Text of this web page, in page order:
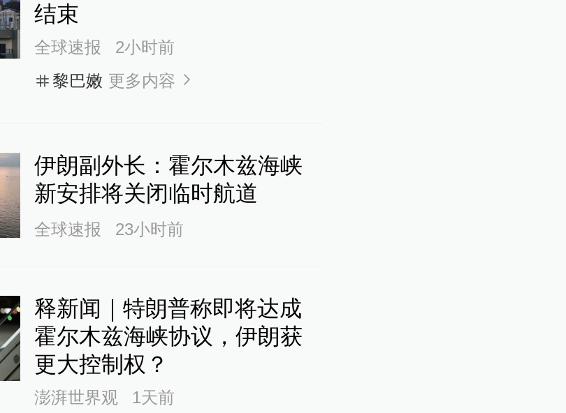
结束
全球速报
2小时前
黎巴嫩 更多内容
伊朗副外长：霍尔木兹海峡
新安排将关闭临时航道
全球速报 23小时前
释新闻｜特朗普称即将达成
霍尔木兹海峡协议，伊朗获
更大控制权？
澎湃世界观 1天前